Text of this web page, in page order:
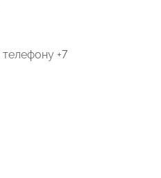
телефону +7